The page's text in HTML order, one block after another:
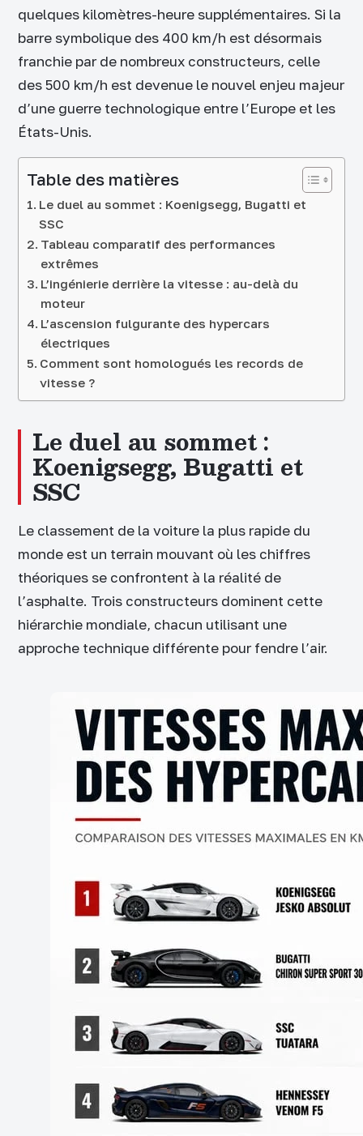
quelques kilomètres-heure supplémentaires. Si la
barre symbolique des 400 km/h est désormais
franchie par de nombreux constructeurs, celle
des 500 km/h est devenue le nouvel enjeu majeur
d’une guerre technologique entre l’Europe et les
États-Unis.
Table des matières
Le duel au sommet : Koenigsegg, Bugatti et
SSC
Tableau comparatif des performances
extrêmes
L’ingénierie derrière la vitesse : au-delà du
moteur
L’ascension fulgurante des hypercars
électriques
Comment sont homologués les records de
vitesse ?
Le duel au sommet :
Koenigsegg, Bugatti et
SSC
Le classement de la voiture la plus rapide du
monde est un terrain mouvant où les chiffres
théoriques se confrontent à la réalité de
l’asphalte. Trois constructeurs dominent cette
hiérarchie mondiale, chacun utilisant une
approche technique différente pour fendre l’air.